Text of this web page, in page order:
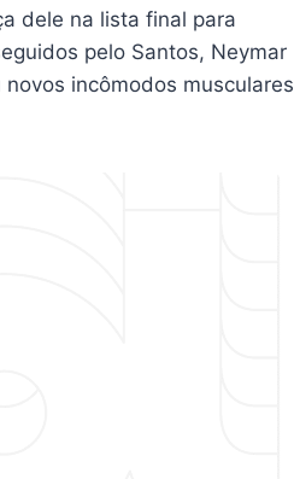
dele na lista final para
pelo Santos, Neymar
incômodos musculares